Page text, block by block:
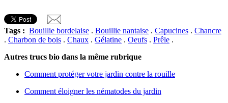
Tags : Bouillie bordelaise . Bouillie nantaise . Capucines . Chancre
. Charbon de bois . Chaux . Gélatine . Oeufs . Prêle .
Autres trucs bio dans la même rubrique
Comment protéger votre jardin contre la rouille
Comment éloigner les nématodes du jardin